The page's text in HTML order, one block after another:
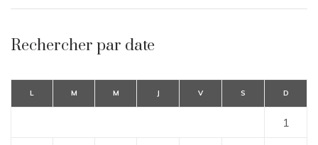
Rechercher par date
L M M J V S D
1